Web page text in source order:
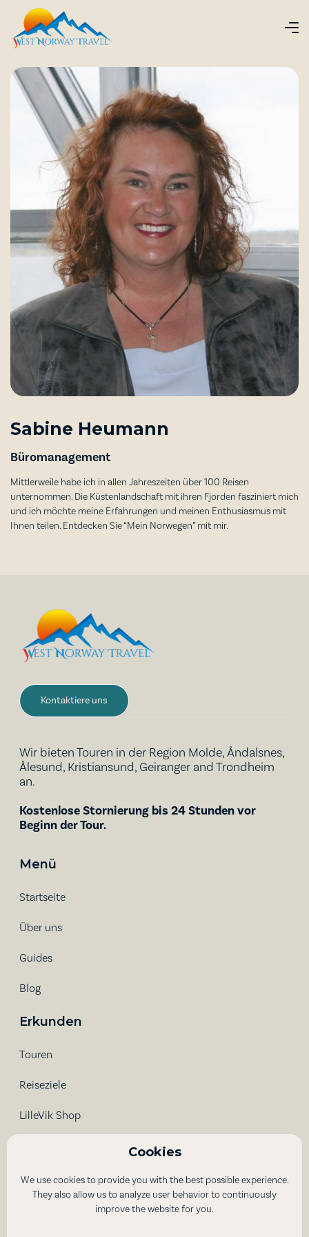
Cookies
We use cookies to provide you with the best possible experience.
They also allow us to analyze user behavior to continuously
improve the website for you.
Sabine Heumann
Büromanagement
Mittlerweile habe ich in allen Jahreszeiten über 100 Reisen
unternommen. Die Küstenlandschaft mit ihren Fjorden fasziniert mich
und ich möchte meine Erfahrungen und meinen Enthusiasmus mit
Ihnen teilen. Entdecken Sie “Mein Norwegen” mit mir.
Kontaktiere uns
Wir bieten Touren in der Region Molde, Åndalsnes,
Ålesund, Kristiansund, Geiranger and Trondheim
an.
Kostenlose Stornierung bis 24 Stunden vor
Beginn der Tour.
Menü
Startseite
Über uns
Guides
Blog
Erkunden
Touren
Reiseziele
LilleVik Shop
info@westnorwaytravel.com